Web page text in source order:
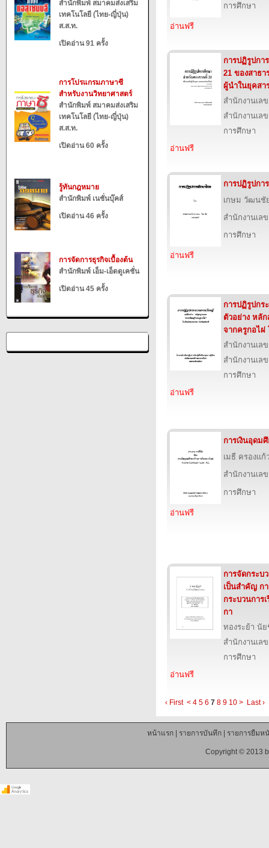
สำนักพิมพ์ สมาคมส่งเสริม
เทคโนโลยี (ไทย-ญี่ปุ่น)
ส.ส.ท.
เปิดอ่าน 91 ครั้ง
การโปรแกรมภาษาซี
สำหรับงานวิทยาศาสตร์
สำนักพิมพ์ สมาคมส่งเสริม
เทคโนโลยี (ไทย-ญี่ปุ่น)
ส.ส.ท.
เปิดอ่าน 60 ครั้ง
รู้ทันกฎหมาย
สำนักพิมพ์ เนชั่นบุ๊คส์
เปิดอ่าน 46 ครั้ง
การจัดการธุรกิจเบื้องต้น
สำนักพิมพ์ เอ็ม-เอ็ดดูเคชั่น
เปิดอ่าน 45 ครั้ง
การศึกษา
อ่านฟรี
การปฏิรูปกา
21 ของสาธา
ผู้นำในยุคสา
สำนักงานเล
สำนักงานเล
การศึกษา
อ่านฟรี
การปฏิรูปกา
เกษม วัฒนชั
สำนักงานเล
การศึกษา
อ่านฟรี
การปฏิรูปกร
ตัวอย่าง หลั
จากครูกอไผ่
สำนักงานเล
สำนักงานเล
การศึกษา
อ่านฟรี
การเงินอุดม
เมธี ครองแ
สำนักงานเล
การศึกษา
อ่านฟรี
การจัดกระบ
เป็นสำคัญ ก
กระบวนการ
กา
ทองระย้า นั
สำนักงานเล
การศึกษา
อ่านฟรี
‹ First < 4 5 6 7 8 9 10 > Last ›
หน้าแรก| รายการบันทึก| รายการยืมห
Copyright © 2013